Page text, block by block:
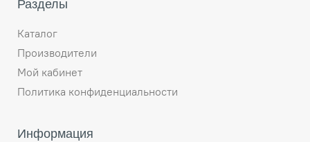
Разделы
Каталог
Производители
Мой кабинет
Политика конфиденциальности
Информация